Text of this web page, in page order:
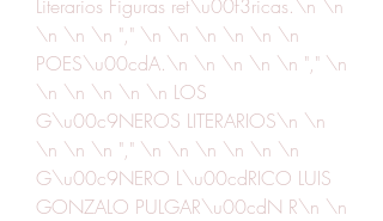
Literarios Figuras ret\u00f3ricas.\n \n
\n \n \n "," \n \n \n \n \n \n
POES\u00cdA.\n \n \n \n \n "," \n
\n \n \n \n \n LOS
G\u00c9NEROS LITERARIOS\n \n
\n \n \n "," \n \n \n \n \n \n
G\u00c9NERO L\u00cdRICO LUIS
GONZALO PULGAR\u00cdN R\n \n